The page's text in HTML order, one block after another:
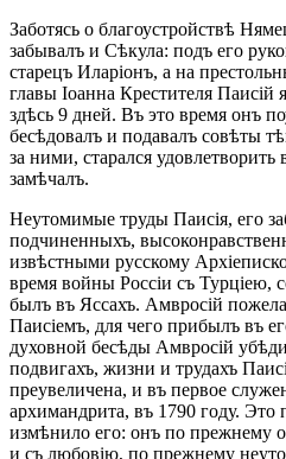
Заботясь о благоустройствѣ
забывалъ и Сѣкула: подъ его
старецъ Иларіонъ, а на
главы Іоанна Крестителя
здѣсь 9 дней. Въ это время онъ
бесѣдовалъ и подавалъ совѣты
за ними, старался
замѣчалъ.
Неутомимые труды Паисія, его
подчиненныхъ,
извѣстными русскому
время войны Россіи съ Турціею,
былъ въ Яссахъ. Амвросій
Паисіемъ, для чего прибылъ въ
духовной бесѣды Амвросій
подвигахъ, жизни и трудахъ
преувеличена, и въ первое
архимандрита, въ 1790 году. Это
измѣнило его: онъ по прежнему
и съ любовію, по прежнему